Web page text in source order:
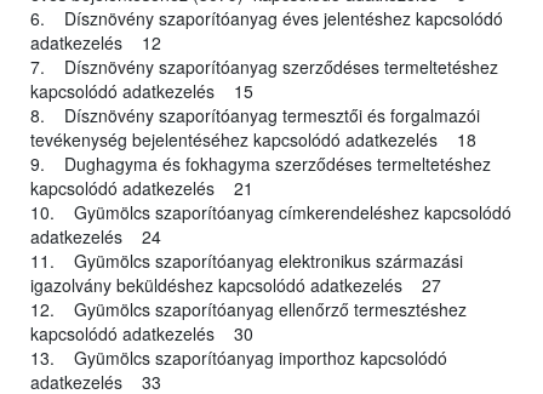
6. Dísznövény szaporítóanyag éves jelentéshez kapcsolódó
adatkezelés 12
7. Dísznövény szaporítóanyag szerződéses termeltetéshez
kapcsolódó adatkezelés 15
8. Dísznövény szaporítóanyag termesztői és forgalmazói
tevékenység bejelentéséhez kapcsolódó adatkezelés 18
9. Dughagyma és fokhagyma szerződéses termeltetéshez
kapcsolódó adatkezelés 21
10. Gyümölcs szaporítóanyag címkerendeléshez kapcsolódó
adatkezelés 24
11. Gyümölcs szaporítóanyag elektronikus származási
igazolvány beküldéshez kapcsolódó adatkezelés 27
12. Gyümölcs szaporítóanyag ellenőrző termesztéshez
kapcsolódó adatkezelés 30
13. Gyümölcs szaporítóanyag importhoz kapcsolódó
adatkezelés 33